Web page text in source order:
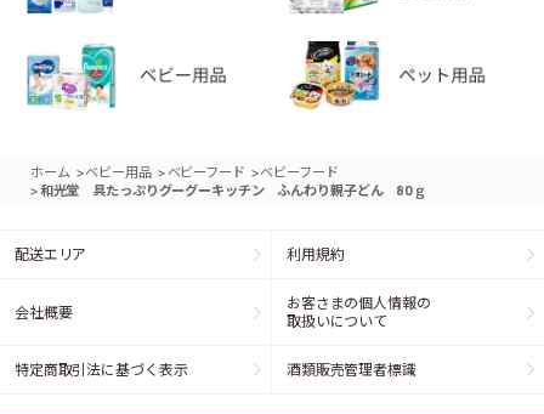
ホーム >ベビー用品 > ベビーフード >ベビーフード
>和光堂 具たっぷりグーグーキッチン ふんわり親子どん 80ｇ
配送エリア 利用規約
会社概要
お客さまの個人情報の
取扱いについて
特定商取引法に基づく表示 酒類販売管理者標識